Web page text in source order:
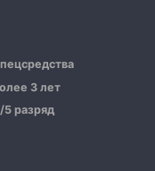
3 лет
5 разряд